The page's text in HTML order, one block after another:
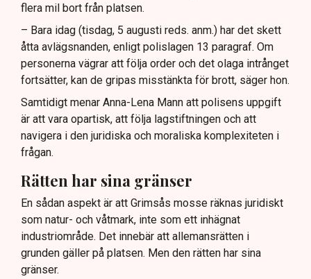
flera mil bort från platsen.
– Bara idag (tisdag, 5 augusti reds. anm.) har det skett
åtta avlägsnanden, enligt polislagen 13 paragraf. Om
personerna vägrar att följa order och det olaga intrånget
fortsätter, kan de gripas misstänkta för brott, säger hon.
Samtidigt menar Anna-Lena Mann att polisens uppgift
är att vara opartisk, att följa lagstiftningen och att
navigera i den juridiska och moraliska komplexiteten i
frågan.
Rätten har sina gränser
En sådan aspekt är att Grimsås mosse räknas juridiskt
som natur- och våtmark, inte som ett inhägnat
industriområde. Det innebär att allemansrätten i
grunden gäller på platsen. Men den rätten har sina
gränser.